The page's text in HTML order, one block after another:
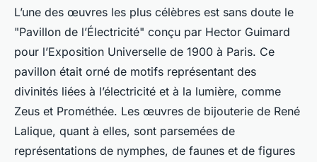
L’une des œuvres les plus célèbres est sans doute le
"Pavillon de l’Électricité" conçu par Hector Guimard
pour l’Exposition Universelle de 1900 à Paris. Ce
pavillon était orné de motifs représentant des
divinités liées à l’électricité et à la lumière, comme
Zeus et Prométhée. Les œuvres de bijouterie de René
Lalique, quant à elles, sont parsemées de
représentations de nymphes, de faunes et de figures